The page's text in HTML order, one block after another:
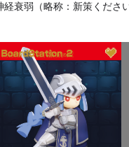
衰弱（略称：新策ください